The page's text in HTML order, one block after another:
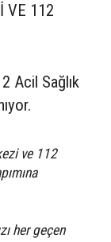
VE 112
Acil Sağlık
ve 112
her geçen